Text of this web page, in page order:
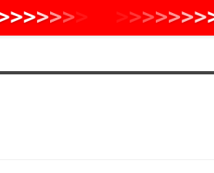
>>>>>> >>>> >